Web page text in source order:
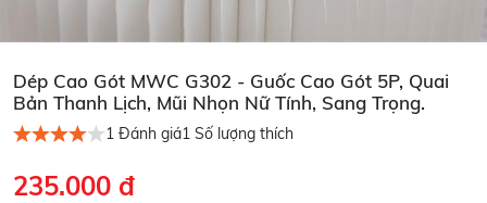
Dép Cao Gót MWC G302 - Guốc Cao Gót 5P, Quai
Bản Thanh Lịch, Mũi Nhọn Nữ Tính, Sang Trọng.
1 Đánh giá1 Số lượng thích
235.000 đ